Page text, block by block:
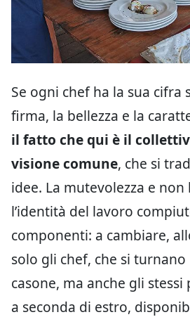
Se ogni chef ha la sua cifra
firma, la bellezza e la
il fatto che qui è il
visione comune, che si
idee. La mutevolezza e
l’identità del lavoro
componenti: a cambiare,
solo gli chef, che si
casone, ma anche gli
a seconda di estro,